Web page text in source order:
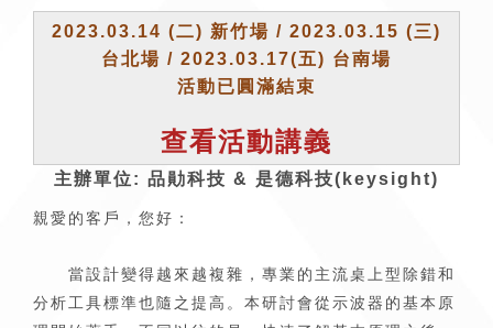
2023.03.14 (二) 新竹場 / 2023.03.15 (三)
台北場 / 2023.03.17(五) 台南場
活動已圓滿結束
查看活動講義
主辦單位: 品勛科技 & 是德科技(keysight)
親愛的客戶，您好：
當設計變得越來越複雜，專業的主流桌上型除錯和
分析工具標準也隨之提高。本研討會從示波器的基本原